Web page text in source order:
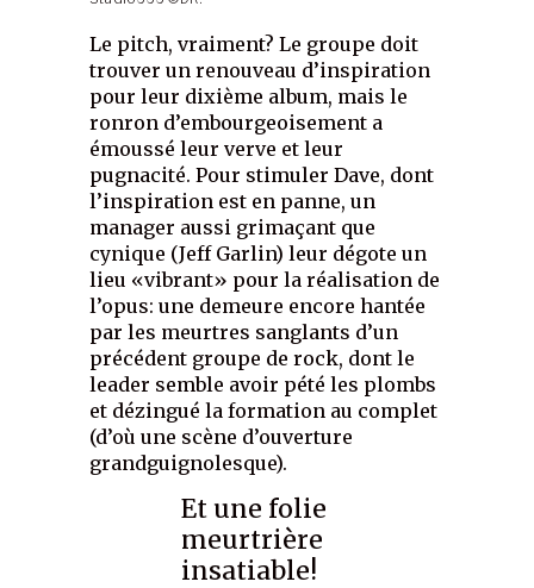
Le pitch, vraiment? Le groupe doit
trouver un renouveau d’inspiration
pour leur dixième album, mais le
ronron d’embourgeoisement a
émoussé leur verve et leur
pugnacité. Pour stimuler Dave, dont
l’inspiration est en panne, un
manager aussi grimaçant que
cynique (Jeff Garlin) leur dégote un
lieu «vibrant» pour la réalisation de
l’opus: une demeure encore hantée
par les meurtres sanglants d’un
précédent groupe de rock, dont le
leader semble avoir pété les plombs
et dézingué la formation au complet
(d’où une scène d’ouverture
grandguignolesque).
Et une folie
meurtrière
insatiable!